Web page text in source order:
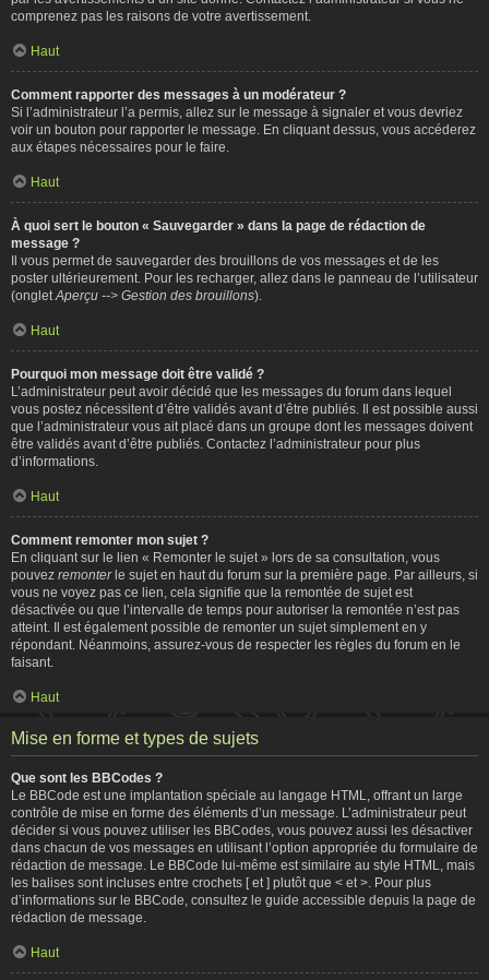
comprenez pas les raisons de votre avertissement.
Haut
Comment rapporter des messages à un modérateur ?
Si l’administrateur l’a permis, allez sur le message à signaler et vous devriez
voir un bouton pour rapporter le message. En cliquant dessus, vous accéderez
aux étapes nécessaires pour le faire.
Haut
À quoi sert le bouton « Sauvegarder » dans la page de rédaction de
message ?
Il vous permet de sauvegarder des brouillons de vos messages et de les
poster ultérieurement. Pour les recharger, allez dans le panneau de l’utilisateur
(onglet Aperçu --> Gestion des brouillons).
Haut
Pourquoi mon message doit être validé ?
L’administrateur peut avoir décidé que les messages du forum dans lequel
vous postez nécessitent d’être validés avant d’être publiés. Il est possible aussi
que l’administrateur vous ait placé dans un groupe dont les messages doivent
être validés avant d’être publiés. Contactez l’administrateur pour plus
d’informations.
Haut
Comment remonter mon sujet ?
En cliquant sur le lien « Remonter le sujet » lors de sa consultation, vous
pouvez remonterle sujet en haut du forum sur la première page. Par ailleurs, si
vous ne voyez pas ce lien, cela signifie que la remontée de sujet est
désactivée ou que l’intervalle de temps pour autoriser la remontée n’est pas
atteint. Il est également possible de remonter un sujet simplement en y
répondant. Néanmoins, assurez-vous de respecter les règles du forum en le
faisant.
Haut
Mise en forme et types de sujets
Que sont les BBCodes ?
Le BBCode est une implantation spéciale au langage HTML, offrant un large
contrôle de mise en forme des éléments d’un message. L’administrateur peut
décider si vous pouvez utiliser les BBCodes, vous pouvez aussi les désactiver
dans chacun de vos messages en utilisant l’option appropriée du formulaire de
rédaction de message. Le BBCode lui-même est similaire au style HTML, mais
les balises sont incluses entre crochets [ et ] plutôt que < et >. Pour plus
d’informations sur le BBCode, consultez le guide accessible depuis la page de
rédaction de message.
Haut